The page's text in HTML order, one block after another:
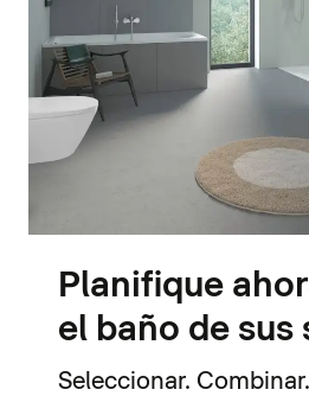
Planifique
el baño de sus
Seleccionar.